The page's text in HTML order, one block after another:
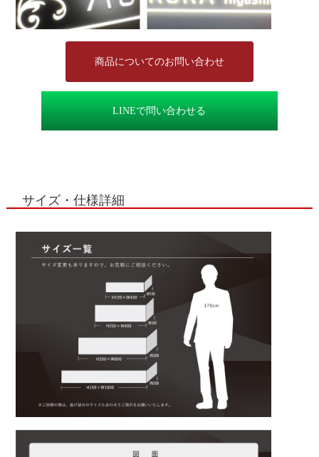
商品についてのお問い合わせ
LINEで問い合わせる
サイズ・仕様詳細